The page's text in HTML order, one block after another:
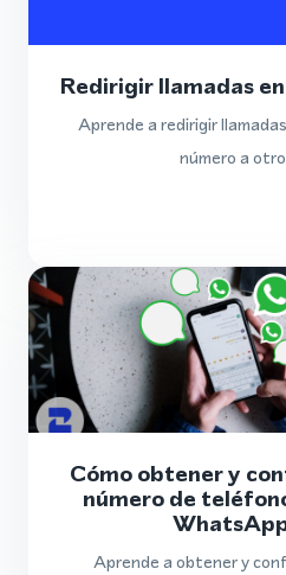
Redirigir llamadas
Aprende a redirigir
número a
Cómo obtener y
número de
Aprende a obtener y